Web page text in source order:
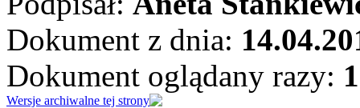
Dokument z dnia:
Dokument oglądany razy:
Wersje archiwalne tej strony